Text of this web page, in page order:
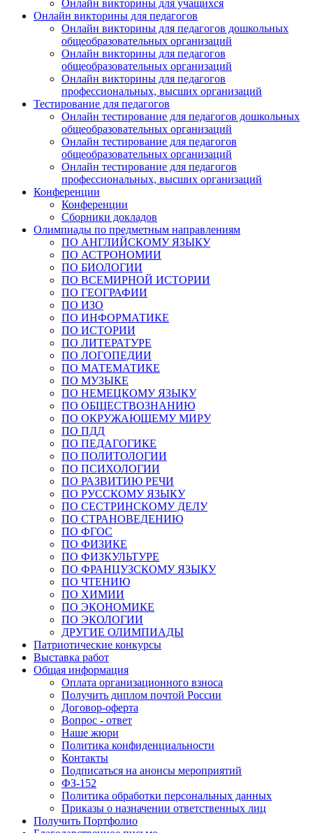
Онлайн викторины для учащихся
Онлайн викторины для педагогов
Онлайн викторины для педагогов дошкольных
общеобразовательных организаций
Онлайн викторины для педагогов
общеобразовательных организаций
Онлайн викторины для педагогов
профессиональных, высших организаций
Тестирование для педагогов
Онлайн тестирование для педагогов дошкольных
общеобразовательных организаций
Онлайн тестирование для педагогов
общеобразовательных организаций
Онлайн тестирование для педагогов
профессиональных, высших организаций
Конференции
Конференции
Сборники докладов
Олимпиады по предметным направлениям
ПО АНГЛИЙСКОМУ ЯЗЫКУ
ПО АСТРОНОМИИ
ПО БИОЛОГИИ
ПО ВСЕМИРНОЙ ИСТОРИИ
ПО ГЕОГРАФИИ
ПО ИЗО
ПО ИНФОРМАТИКЕ
ПО ИСТОРИИ
ПО ЛИТЕРАТУРЕ
ПО ЛОГОПЕДИИ
ПО МАТЕМАТИКЕ
ПО МУЗЫКЕ
ПО НЕМЕЦКОМУ ЯЗЫКУ
ПО ОБЩЕСТВОЗНАНИЮ
ПО ОКРУЖАЮЩЕМУ МИРУ
ПО ПДД
ПО ПЕДАГОГИКЕ
ПО ПОЛИТОЛОГИИ
ПО ПСИХОЛОГИИ
ПО РАЗВИТИЮ РЕЧИ
ПО РУССКОМУ ЯЗЫКУ
ПО СЕСТРИНСКОМУ ДЕЛУ
ПО СТРАНОВЕДЕНИЮ
ПО ФГОС
ПО ФИЗИКЕ
ПО ФИЗКУЛЬТУРЕ
ПО ФРАНЦУЗСКОМУ ЯЗЫКУ
ПО ЧТЕНИЮ
ПО ХИМИИ
ПО ЭКОНОМИКЕ
ПО ЭКОЛОГИИ
ДРУГИЕ ОЛИМПИАДЫ
Патриотические конкурсы
Выставка работ
Общая информация
Оплата организационного взноса
Получить диплом почтой России
Договор-оферта
Вопрос - ответ
Наше жюри
Политика конфиденциальности
Контакты
Подписаться на анонсы мероприятий
ФЗ-152
Политика обработки персональных данных
Приказы о назначении ответственных лиц
Получить Портфолио